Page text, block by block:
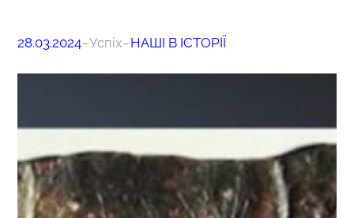
28.03.2024–Успіх–НАШІ В ІСТОРІЇ